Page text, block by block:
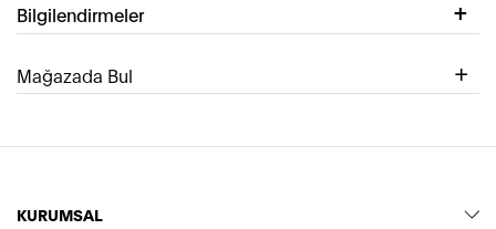
Bilgilendirmeler
Mağazada Bul
KURUMSAL